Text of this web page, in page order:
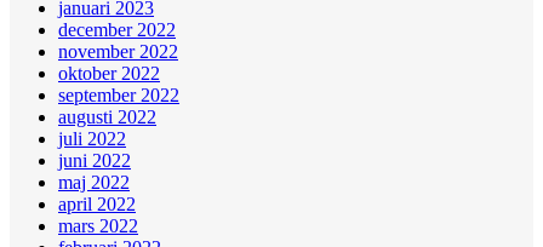
januari 2023
december 2022
november 2022
oktober 2022
september 2022
augusti 2022
juli 2022
juni 2022
maj 2022
april 2022
mars 2022